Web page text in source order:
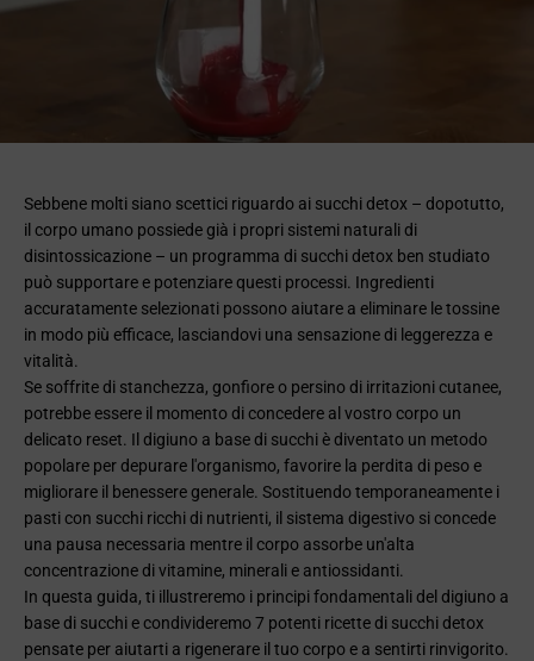
Sebbene molti siano scettici riguardo ai succhi detox – dopotutto,
il corpo umano possiede già i propri sistemi naturali di
disintossicazione – un programma di succhi detox ben studiato
può supportare e potenziare questi processi. Ingredienti
accuratamente selezionati possono aiutare a eliminare le tossine
in modo più efficace, lasciandovi una sensazione di leggerezza e
vitalità.
Se soffrite di stanchezza, gonfiore o persino di irritazioni cutanee,
potrebbe essere il momento di concedere al vostro corpo un
delicato reset. Il digiuno a base di succhi è diventato un metodo
popolare per depurare l'organismo, favorire la perdita di peso e
migliorare il benessere generale. Sostituendo temporaneamente i
pasti con succhi ricchi di nutrienti, il sistema digestivo si concede
una pausa necessaria mentre il corpo assorbe un'alta
concentrazione di vitamine, minerali e antiossidanti.
In questa guida, ti illustreremo i principi fondamentali del digiuno a
base di succhi e condivideremo 7 potenti ricette di succhi detox
pensate per aiutarti a rigenerare il tuo corpo e a sentirti rinvigorito.